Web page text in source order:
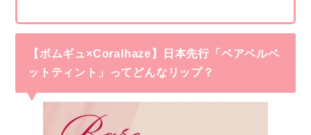
【ボムギュ×Coralhaze】日本先行「ベアベルベ
ットティント」ってどんなリップ？